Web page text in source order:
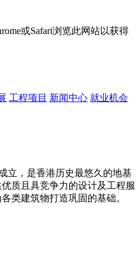
或Safari浏览此网站以获得
工程项目 新闻中心 就业机会
立，是香港历史最悠久的地基
质且具竞争力的设计及工程服
类建筑物打造巩固的基础。